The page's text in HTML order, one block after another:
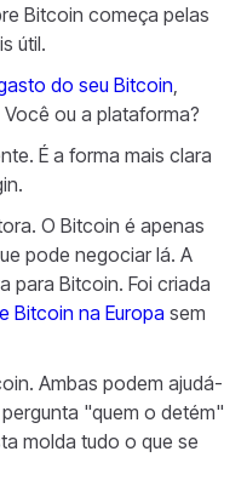
Bitcoin começa pelas
útil.
do seu Bitcoin
ou a plataforma?
É a forma mais clara
O Bitcoin é apenas
pode negociar lá. A
para Bitcoin. Foi criada
Bitcoin na Europa sem
Ambas podem ajudá-
"quem o detém"
molda tudo o que se